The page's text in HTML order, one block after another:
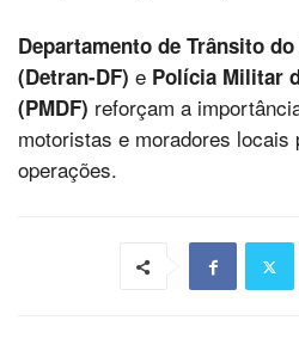
Departamento de Trânsito
(Detran-DF) e Polícia Militar
(PMDF) reforçam a
motoristas e moradores locais
operações.